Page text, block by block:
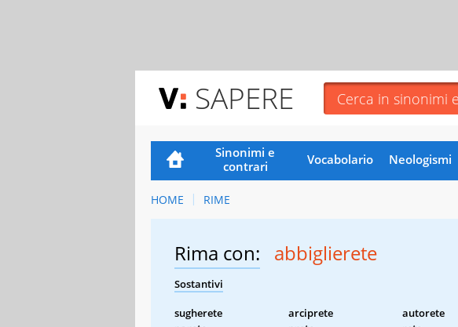
SAPERE
Sinonimi e
contrari
Vocabolario Neologismi
HOME RIME
Rima con: abbiglierete
Sostantivi
sugherete arciprete autorete